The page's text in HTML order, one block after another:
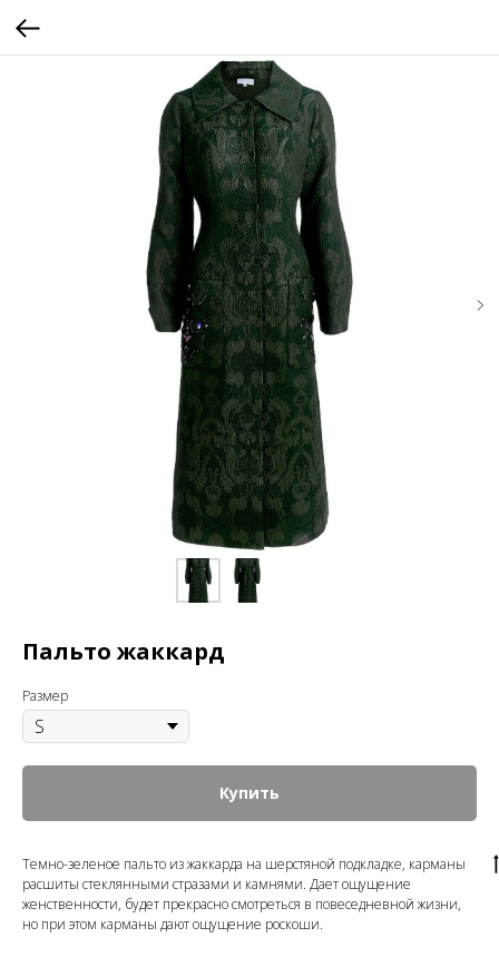
Пальто жаккард
Размер
Купить
Темно-зеленое пальто из жаккарда на шерстяной подкладке, карманы
расшиты стеклянными стразами и камнями. Дает ощущение
женственности, будет прекрасно смотреться в повеседневной жизни,
но при этом карманы дают ощущение роскоши.